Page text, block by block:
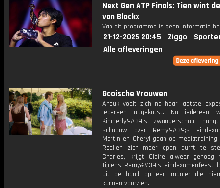
Next Gen ATP Finals: Tien wint
van Blockx
Van dit programma is geen informatie
21-12-2025 20:45 Ziggo
Alle afleveringen
Gooische Vrouwen
Anouk voelt zich na haar laatste
iedereen uitgekotst. Nu iedereen
Kimberly&#39;s zwangerschap,
schaduw over Remy&#39;s
Martin en Cheryl gaan op
Roelien zich meer open durft te
Charles, krijgt Claire alweer genoeg
Tijdens Remy&#39;s eindexamenfeest
uit de hand op een manier die
kunnen voorzien.